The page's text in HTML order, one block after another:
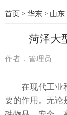
首页 > 华东 > 山东
菏泽大
作者：管理员
在现代工业和
要的作用。无论